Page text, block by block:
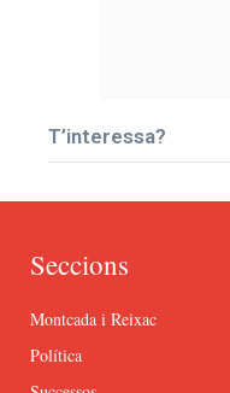
T’interessa?
Seccions
Montcada i Reixac
Política